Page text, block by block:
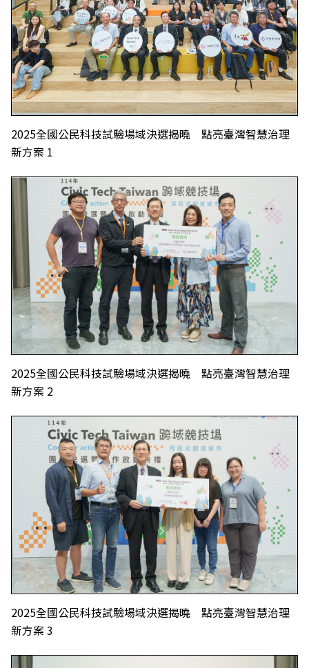
2025全國公民科技試驗場域決選揭曉 點亮臺灣智慧治理
新方案 1
2025全國公民科技試驗場域決選揭曉 點亮臺灣智慧治理
新方案 2
2025全國公民科技試驗場域決選揭曉 點亮臺灣智慧治理
新方案 3